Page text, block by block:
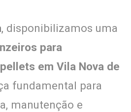
, disponibilizamos uma
para
em Vila Nova de
fundamental para
manutenção e